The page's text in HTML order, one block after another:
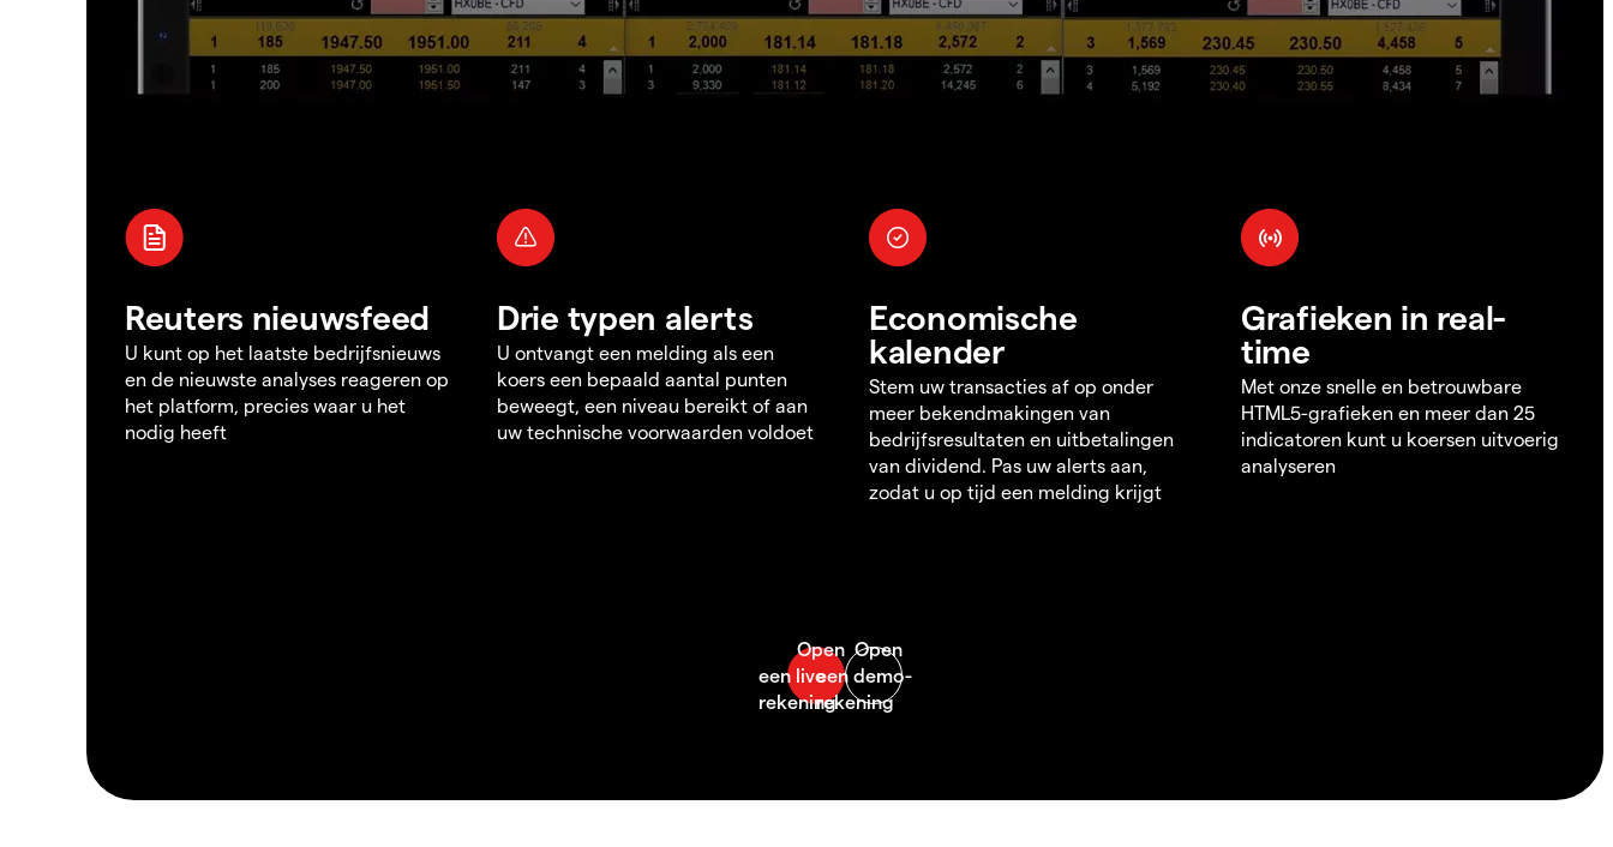
Reuters nieuwsfeed
U kunt op het laatste bedrijfsnieuws
en de nieuwste analyses reageren op
het platform, precies waar u het
nodig heeft
Drie typen alerts
U ontvangt een melding als een
koers een bepaald aantal punten
beweegt, een niveau bereikt of aan
uw technische voorwaarden voldoet
Economische
kalender
Stem uw transacties af op onder
meer bekendmakingen van
bedrijfsresultaten en uitbetalingen
van dividend. Pas uw alerts aan,
zodat u op tijd een melding krijgt
Grafieken in real-
time
Met onze snelle en betrouwbare
HTML5-grafieken en meer dan 25
indicatoren kunt u koersen uitvoerig
analyseren